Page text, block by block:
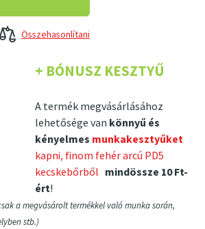
+ BÓNUSZ KESZTYŰ
A termék megvásárlásához
lehetősége van könnyű és
kényelmes munkakesztyűket
kapni, finom fehér arcú PD5
kecskebőrből mindössze 10 Ft-
ért!
a megvásárolt termékkel való munka során,
stb.)
Összehasonlítani